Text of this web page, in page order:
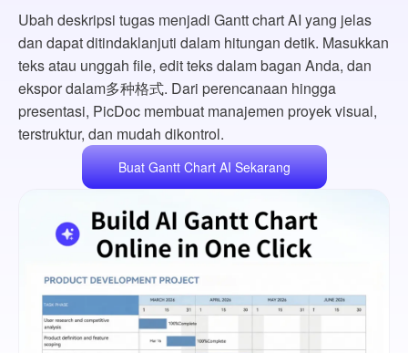
Ubah deskripsi tugas menjadi Gantt chart AI yang jelas
dan dapat ditindaklanjuti dalam hitungan detik. Masukkan
teks atau unggah file, edit teks dalam bagan Anda, dan
ekspor dalam多种格式. Dari perencanaan hingga
presentasi, PicDoc membuat manajemen proyek visual,
terstruktur, dan mudah dikontrol.
Buat Gantt Chart AI Sekarang